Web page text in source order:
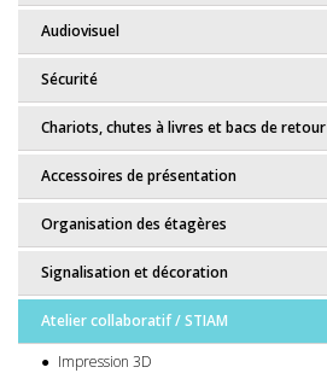
Audiovisuel
Sécurité
Chariots, chutes à livres et bacs de retour
Accessoires de présentation
Organisation des étagères
Signalisation et décoration
Atelier collaboratif / STIAM
Impression 3D